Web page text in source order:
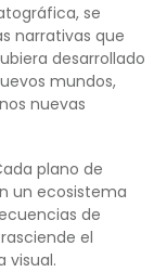
se
narrativas que
desarrollado
mundos,
nuevas
plano de
un ecosistema
de
el
visual.